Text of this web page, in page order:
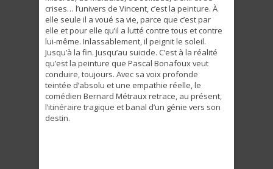
crises… l’univers de Vincent, c’est la peinture. À
elle seule il a voué sa vie, parce que c’est par
elle et pour elle qu’il a lutté contre tous et contre
lui-même. Inlassablement, il peignit le soleil.
Jusqu’à la fin. Jusqu’au suicide. C’est à la réalité
qu’est la peinture que Pascal Bonafoux veut
conduire, toujours. Avec sa voix profonde
teintée d’absolu et une empathie réelle, le
comédien Bernard Métraux retrace, au présent,
l’itinéraire tragique et banal d’un génie vers son
destin.